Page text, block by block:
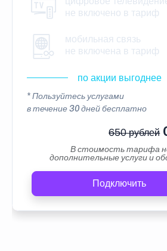
не включено в тариф
мобильная связь
не включена в тариф
по акции выгоднее
* Пользуйтесь услугами
в течение 30 дней бесплатно
650 рублей
В стоимость тарифа
дополнительные услуги и
Подключить